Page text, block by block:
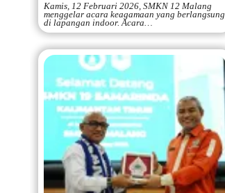
Kamis, 12 Februari 2026, SMKN 12 Malang
menggelar acara keagamaan yang berlangsung
di lapangan indoor. Acara…